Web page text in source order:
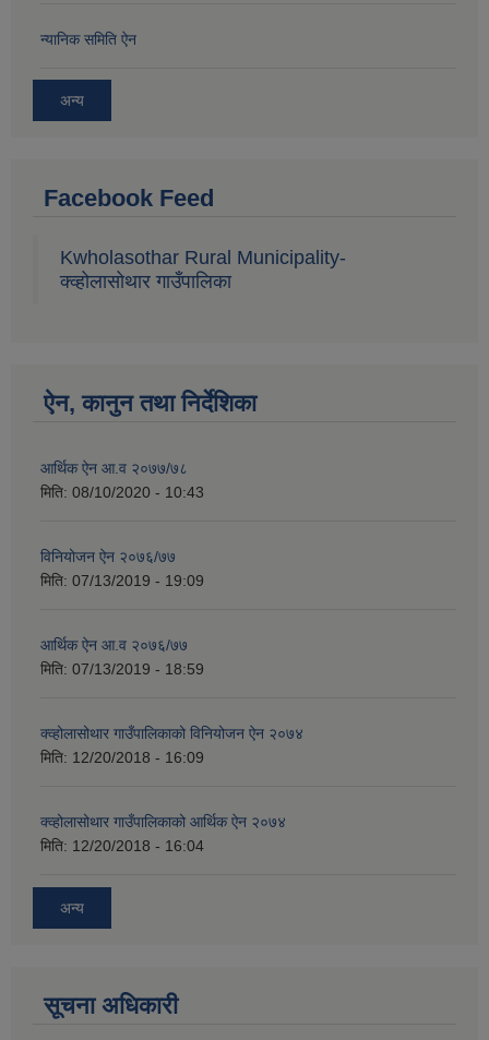
न्यानिक समिति ऐन
अन्य
Facebook Feed
Kwholasothar Rural Municipality-
क्व्होलासोथार गाउँपालिका
ऐन, कानुन तथा निर्देशिका
आर्थिक ऐन आ.व २०७७/७८
मिति: 08/10/2020 - 10:43
विनियोजन ऐन २०७६/७७
मिति: 07/13/2019 - 19:09
आर्थिक ऐन आ.व २०७६/७७
मिति: 07/13/2019 - 18:59
क्व्होलासोथार गाउँपालिकाको विनियोजन ऐन २०७४
मिति: 12/20/2018 - 16:09
क्व्होलासोथार गाउँपालिकाको आर्थिक ऐन २०७४
मिति: 12/20/2018 - 16:04
अन्य
सूचना अधिकारी